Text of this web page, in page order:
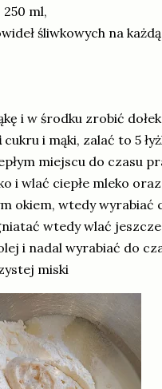
250 ml,
śliwkowych na każdą
i w środku zrobić
cukru i mąki, zalać to 5
miejscu do czasu
i wlać ciepłe mleko
okiem, wtedy wyrabiać
wtedy wlać
i nadal wyrabiać do
miski